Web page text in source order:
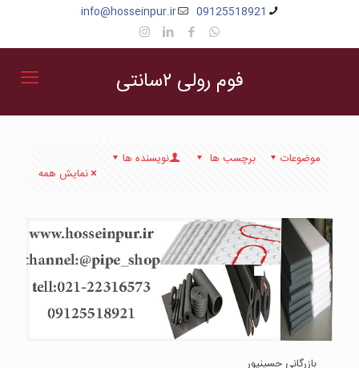
09125518921
info@hosseinpur.ir
فوم رولی ۲سانتی
موضوعات برچسب ها
نویسنده ها
نمایش همه
بازرگانی حسینپور